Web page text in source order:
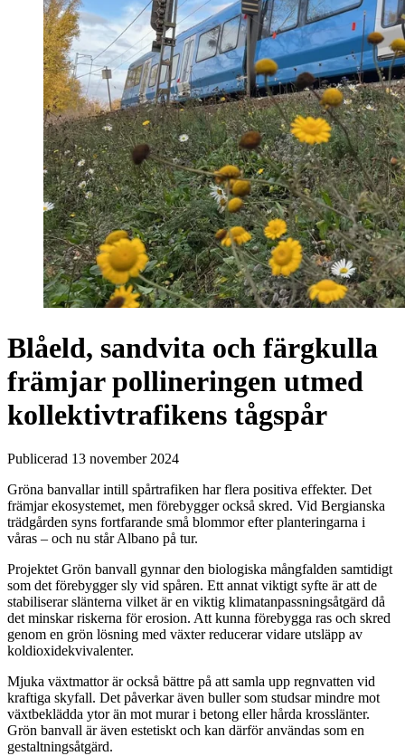
Blåeld, sandvita och färgkulla
främjar pollineringen utmed
kollektivtrafikens tågspår
Publicerad 13 november 2024
Gröna banvallar intill spårtrafiken har flera positiva effekter. Det
främjar ekosystemet, men förebygger också skred. Vid Bergianska
trädgården syns fortfarande små blommor efter planteringarna i
våras – och nu står Albano på tur.
Projektet Grön banvall gynnar den biologiska mångfalden samtidigt
som det förebygger sly vid spåren. Ett annat viktigt syfte är att de
stabiliserar slänterna vilket är en viktig klimatanpassningsåtgärd då
det minskar riskerna för erosion. Att kunna förebygga ras och skred
genom en grön lösning med växter reducerar vidare utsläpp av
koldioxidekvivalenter.
Mjuka växtmattor är också bättre på att samla upp regnvatten vid
kraftiga skyfall. Det påverkar även buller som studsar mindre mot
växtbeklädda ytor än mot murar i betong eller hårda krosslänter.
Grön banvall är även estetiskt och kan därför användas som en
gestaltningsåtgärd.